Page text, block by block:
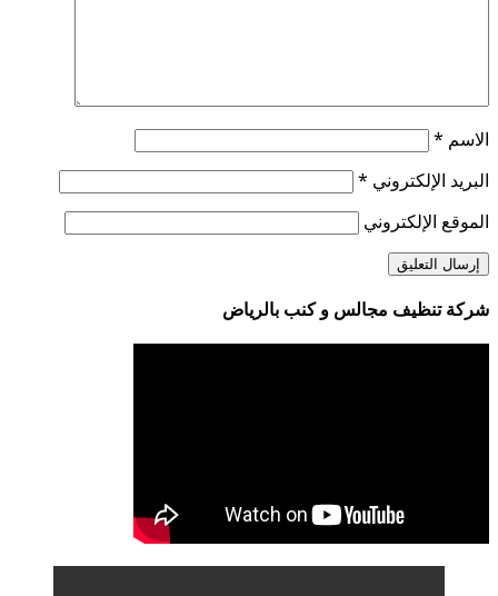
الاسم *
البريد الإلكتروني *
الموقع الإلكتروني
شركة تنظيف مجالس و كنب بالرياض